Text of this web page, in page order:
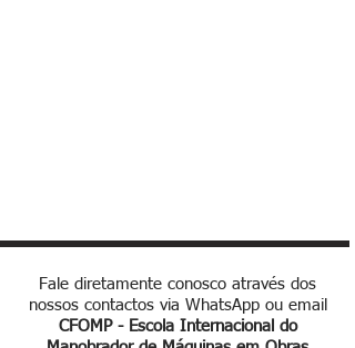
Fale diretamente conosco através dos
nossos contactos via WhatsApp ou email
CFOMP - Escola Internacional do